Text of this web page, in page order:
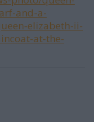
and-a-
elizabeth-ii-
at-the-